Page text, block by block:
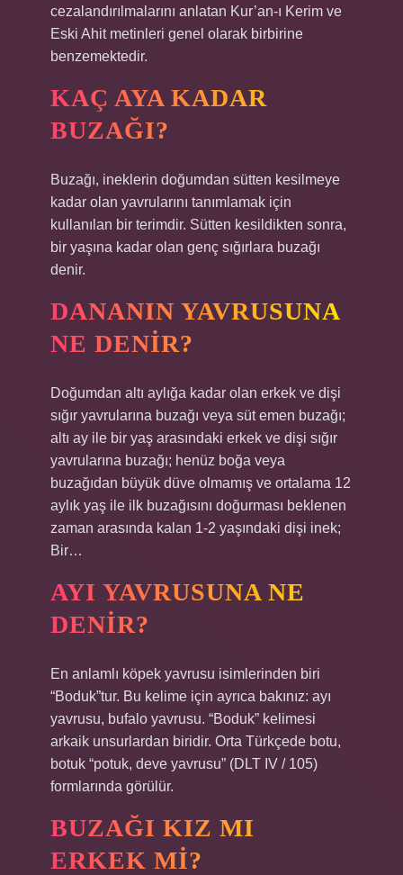
cezalandırılmalarını anlatan Kur’an-ı Kerim ve
Eski Ahit metinleri genel olarak birbirine
benzemektedir.
KAÇ AYA KADAR
BUZAĞI?
Buzağı, ineklerin doğumdan sütten kesilmeye
kadar olan yavrularını tanımlamak için
kullanılan bir terimdir. Sütten kesildikten sonra,
bir yaşına kadar olan genç sığırlara buzağı
denir.
DANANIN YAVRUSUNA
NE DENIR?
Doğumdan altı aylığa kadar olan erkek ve dişi
sığır yavrularına buzağı veya süt emen buzağı;
altı ay ile bir yaş arasındaki erkek ve dişi sığır
yavrularına buzağı; henüz boğa veya
buzağıdan büyük düve olmamış ve ortalama 12
aylık yaş ile ilk buzağısını doğurması beklenen
zaman arasında kalan 1-2 yaşındaki dişi inek;
Bir…
AYI YAVRUSUNA NE
DENIR?
En anlamlı köpek yavrusu isimlerinden biri
“Boduk”tur. Bu kelime için ayrıca bakınız: ayı
yavrusu, bufalo yavrusu. “Boduk” kelimesi
arkaik unsurlardan biridir. Orta Türkçede botu,
botuk “potuk, deve yavrusu” (DLT IV / 105)
formlarında görülür.
BUZAĞI KIZ MI
ERKEK MI?